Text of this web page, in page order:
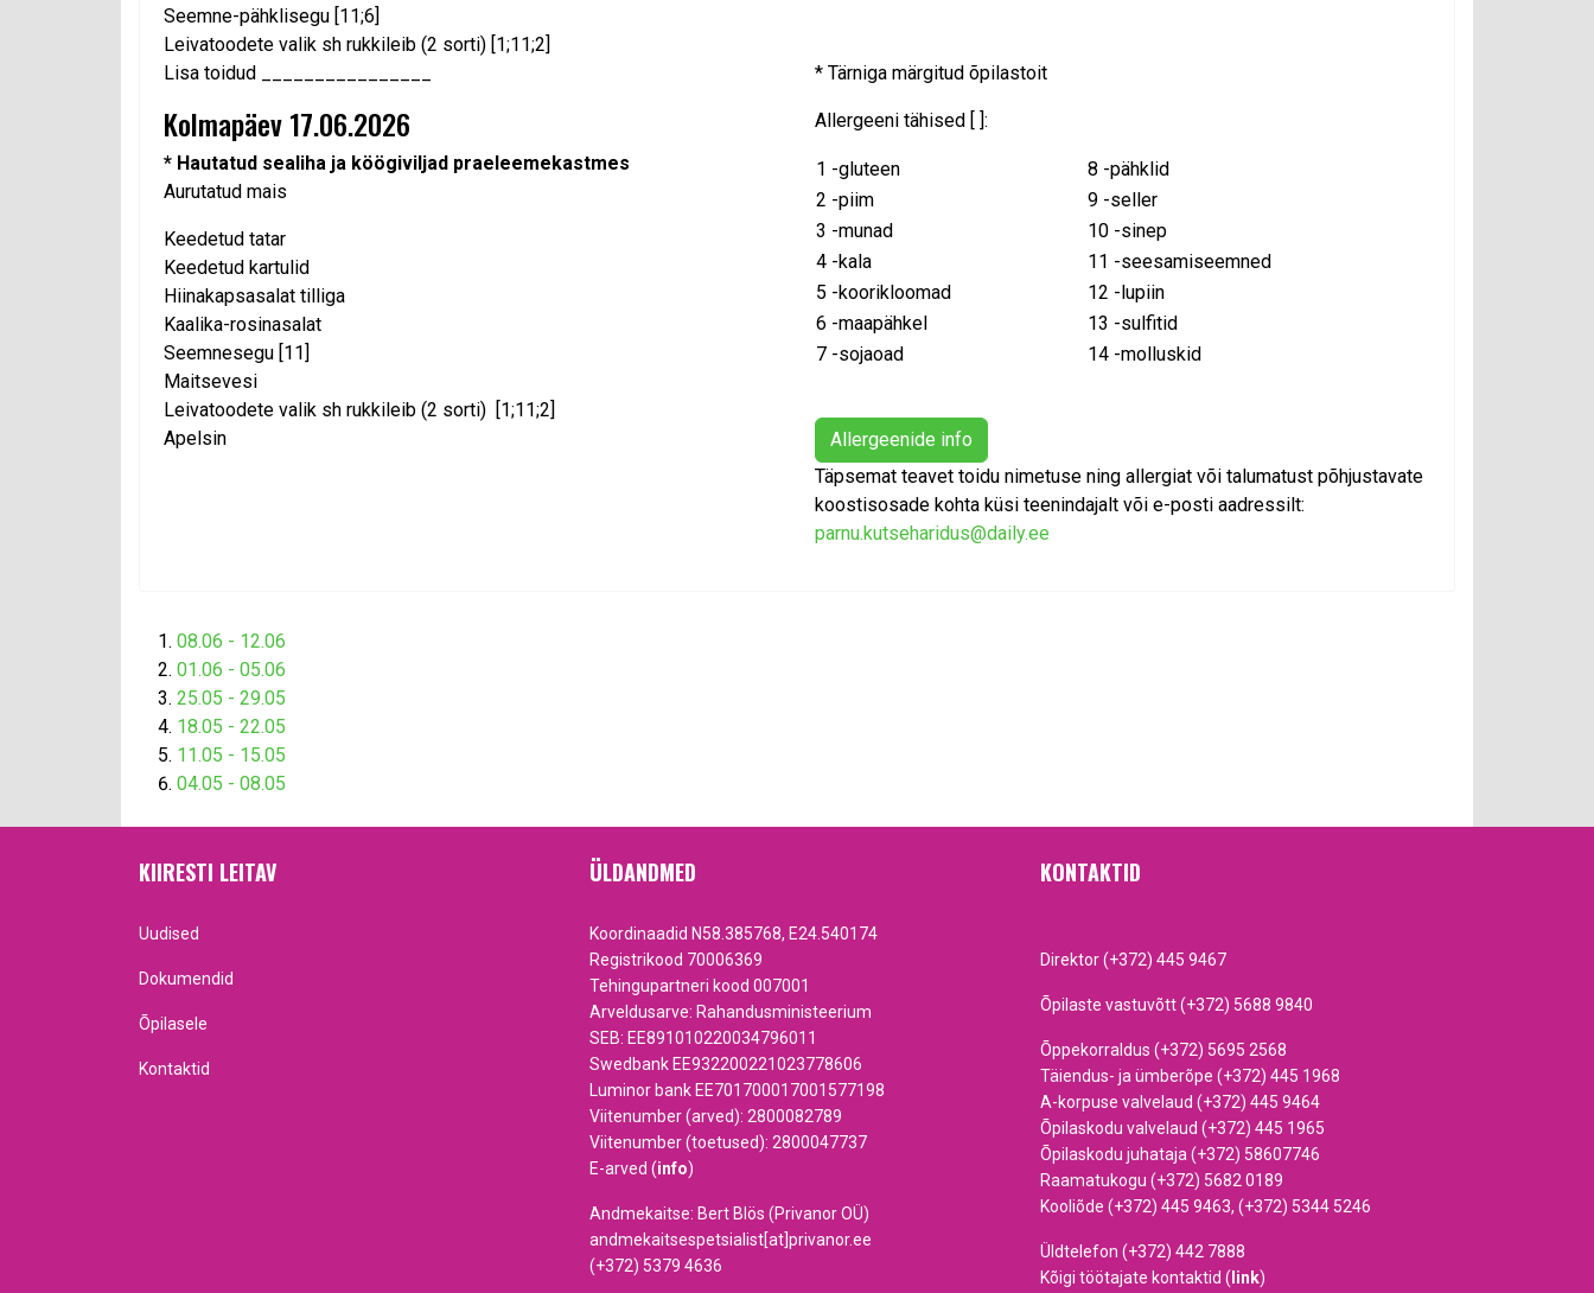
Seemne-pähklisegu [11;6]
Leivatoodete valik sh rukkileib (2 sorti) [1;11;2]
Lisa toidud ________________
Kolmapäev 17.06.2026
* Hautatud sealiha ja köögiviljad praeleemekastmes
Aurutatud mais
Keedetud tatar
Keedetud kartulid
Hiinakapsasalat tilliga
Kaalika-rosinasalat
Seemnesegu [11]
Maitsevesi
Leivatoodete valik sh rukkileib (2 sorti) [1;11;2]
Apelsin
* Tärniga märgitud õpilastoit
Allergeeni tähised [ ]:
1 -gluteen
8 -pähklid
2 -piim
9 -seller
3 -munad
10 -sinep
4 -kala
11 -seesamiseemned
5 -koorikloomad
12 -lupiin
6 -maapähkel
13 -sulfitid
7 -sojaoad
14 -molluskid
Allergeenide info
Täpsemat teavet toidu nimetuse ning allergiat või talumatust põhjustavate
koostisosade kohta küsi teenindajalt või e-posti aadressilt:
parnu.kutseharidus@daily.ee
08.06 - 12.06
01.06 - 05.06
25.05 - 29.05
18.05 - 22.05
11.05 - 15.05
04.05 - 08.05
KIIRESTI LEITAV
Uudised
Dokumendid
Õpilasele
Kontaktid
ÜLDANDMED
Koordinaadid N58.385768, E24.540174
Registrikood 70006369
Tehingupartneri kood 007001
Arveldusarve: Rahandusministeerium
SEB: EE891010220034796011
Swedbank EE932200221023778606
Luminor bank EE701700017001577198
Viitenumber (arved): 2800082789
Viitenumber (toetused): 2800047737
E-arved (info)
Andmekaitse: Bert Blös (Privanor OÜ)
andmekaitsespetsialist[at]privanor.ee
(+372) 5379 4636
KONTAKTID
Direktor (+372) 445 9467
Õpilaste vastuvõtt (+372) 5688 9840
Õppekorraldus (+372) 5695 2568
Täiendus- ja ümberõpe (+372) 445 1968
A-korpuse valvelaud (+372) 445 9464
Õpilaskodu valvelaud (+372) 445 1965
Õpilaskodu juhataja (+372) 58607746
Raamatukogu (+372) 5682 0189
Kooliõde (+372) 445 9463, (+372) 5344 5246
Üldtelefon (+372) 442 7888
Kõigi töötajate kontaktid ( link)